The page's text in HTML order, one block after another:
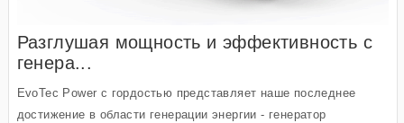
Разглушая мощность и эффективность с
генера...
EvoTec Power с гордостью представляет наше последнее
достижение в области генерации энергии - генератор